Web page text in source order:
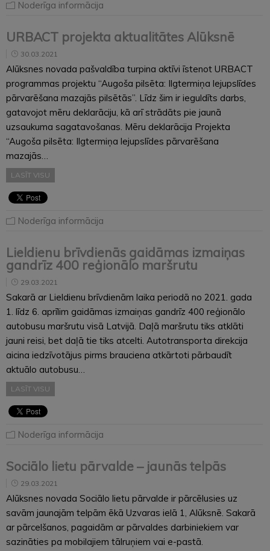
Noderīga informācija
URBACT projekta aktualitātes Alūksnē
30.03.2021
Alūksnes novada pašvaldība turpina aktīvi īstenot URBACT
programmas projektu “Augoša pilsēta: Ilgtermiņa lejupslīdes
pārvarēšana mazajās pilsētās”. Līdz šim ir ieguldīts darbs,
gatavojot mēru deklarāciju, kā arī strādāts pie jaunā
uzsaukuma sagatavošanas. Mēru deklarācija Projekta
“Augoša pilsēta: Ilgtermiņa lejupslīdes pārvarēšana
mazajās…
LASĪT VISU
Noderīga informācija
Lieldienu brīvdienās gaidāmas izmaiņas
gandrīz 400 reģionālo maršrutu
29.03.2021
Sakarā ar Lieldienu brīvdienām laika periodā no 2021. gada
1. līdz 6. aprīlim gaidāmas izmaiņas gandrīz 400 reģionālo
autobusu maršrutu visā Latvijā. Daļā maršrutu tiks atklāti
jauni reisi, bet daļā tie tiks atcelti. Autotransporta direkcija
aicina iedzīvotājus pirms brauciena atkārtoti pārbaudīt
aktuālo autobusu…
LASĪT VISU
Noderīga informācija
Sociālo lietu pārvalde – jaunās telpās
29.03.2021
Alūksnes novada Sociālo lietu pārvalde ir pārcēlusies uz
savām jaunajām telpām ēkā Uzvaras ielā 1, Alūksnē. Sakarā
ar pārcelšanos, pagaidām ar pārvaldes darbiniekiem var
sazināties pa mobilajiem tālruņiem vai e-pastā.